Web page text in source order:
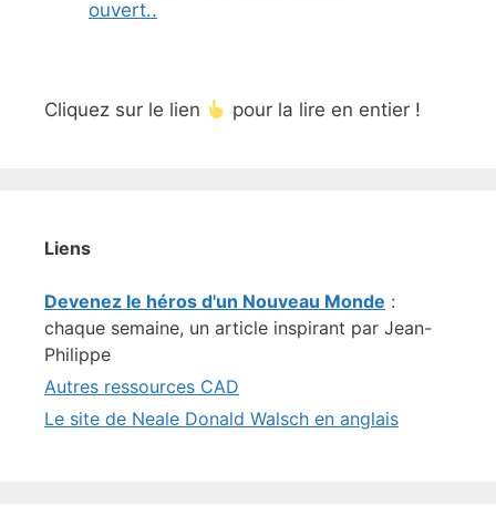
ouvert..
Cliquez sur le lien pour la lire en entier !
Liens
Devenez le héros d'un Nouveau Monde :
chaque semaine, un article inspirant par Jean-
Philippe
Autres ressources CAD
Le site de Neale Donald Walsch en anglais